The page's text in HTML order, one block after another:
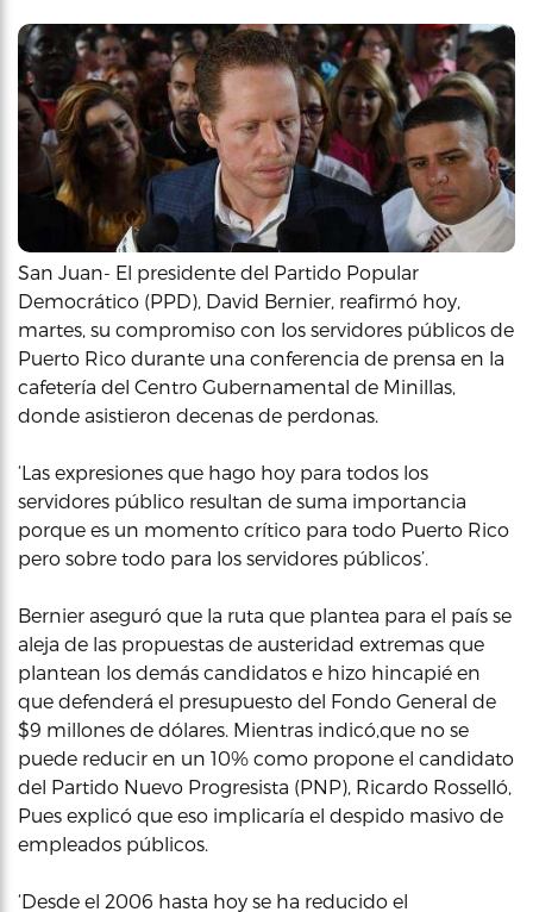
San Juan- El presidente del Partido Popular
Democrático (PPD), David Bernier, reafirmó hoy,
martes, su compromiso con los servidores públicos de
Puerto Rico durante una conferencia de prensa en la
cafetería del Centro Gubernamental de Minillas,
donde asistieron decenas de perdonas.
‘Las expresiones que hago hoy para todos los
servidores público resultan de suma importancia
porque es un momento crítico para todo Puerto Rico
pero sobre todo para los servidores públicos’.
Bernier aseguró que la ruta que plantea para el país se
aleja de las propuestas de austeridad extremas que
plantean los demás candidatos e hizo hincapié en
que defenderá el presupuesto del Fondo General de
$9 millones de dólares. Mientras indicó,que no se
puede reducir en un 10% como propone el candidato
del Partido Nuevo Progresista (PNP), Ricardo Rosselló,
Pues explicó que eso implicaría el despido masivo de
empleados públicos.
‘Desde el 2006 hasta hoy se ha reducido el